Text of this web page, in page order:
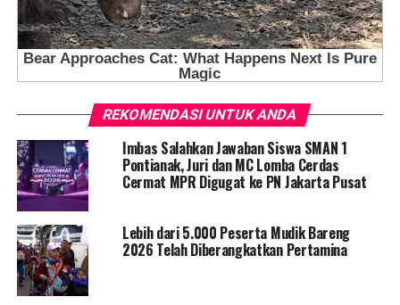
REKOMENDASI UNTUK ANDA
Imbas Salahkan Jawaban Siswa SMAN 1
Pontianak, Juri dan MC Lomba Cerdas
Cermat MPR Digugat ke PN Jakarta Pusat
Lebih dari 5.000 Peserta Mudik Bareng
2026 Telah Diberangkatkan Pertamina